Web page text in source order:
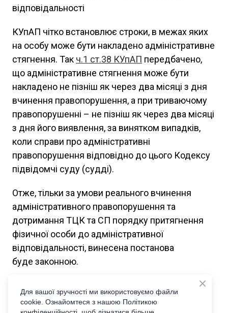
відповідальності
КУпАП чітко встановлює строки, в межах яких
на особу може бути накладено адміністративне
стягнення. Так ч.1 ст.38 КУпАП передбачено,
що адміністративне стягнення може бути
накладено не пізніш як через два місяці з дня
вчинення правопорушення, а при триваючому
правопорушенні – не пізніш як через два місяці
з дня його виявлення, за винятком випадків,
коли справи про адміністративні
правопорушення відповідно до цього Кодексу
підвідомчі суду (судді).
Отже, тільки за умови реального вчинення
адміністративного правопорушення та
дотримання ТЦК та СП порядку притягнення
фізичної особи до адміністративної
відповідальності, винесена постанова
буде законною.
оскарження і скасування постанови про
Для вашої зручності ми використовуємо файли
cookie. Ознайомтеся з нашою Політикою